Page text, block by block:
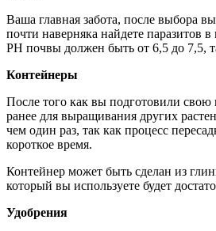
Ваша главная забота, после выбора
почти наверняка найдете паразитов
РН почвы должен быть от 6,5 до 7,5,
Контейнеры
После того как вы подготовили свою
ранее для выращивания других
чем один раз, так как процесс
короткое время.
Контейнер может быть сделан из
который вы используете будет
Удобрения